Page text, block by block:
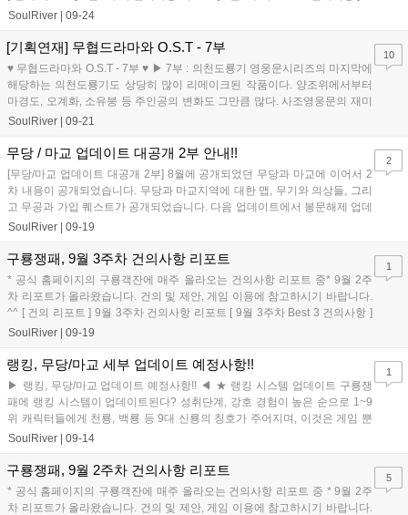
...
SoulRiver 09-24
[기획연재] 무협드라마와 O.S.T - 7부
♥ 무협드라마와 O.S.T - 7부 ♥ ▶ 7부 : 의천도룡기 영웅문시리즈의 마지막에
해당하는 의천도룡기도 상당히 많이 리메이크된 작품이다. 양조위에서부터
마경도, 오계화, 소유붕 등 주인공의 변화도 그만큼 많다. 사조영웅문의 재미
가 멍청하고 답답한 ...
SoulRiver 09-21
10
무당 / 마교 업데이트 대공개 2부 안내!!
[무당/마교 업데이트 대공개 2부] 8월에 공개되었던 무당과 마교에 이어서 2
차 내용이 공개되었습니다. 무당과 마교지역에 대한 맵, 무기와 의상들, 그리
고 무공과 가입 퀘스트가 공개되었습니다. 다음 업데이트에서 봉문해제 업데
이트가 이루어질 예정이라 ...
SoulRiver 09-19
2
구룡쟁패, 9월 3주차 건의사항 리포트
* 공식 홈페이지의 구룡객잔에 매주 올라오는 건의사항 리포트 중* 9월 2주
차 리포트가 올라왔습니다. 건의 및 제안, 게임 이용에 참고하시기 바랍니다.
^^ [ 건의 리포트 ] 9월 3주차 건의사항 리포트 [ 9월 3주차 Best 3 건의사항 ]
...
SoulRiver 09-19
1
랭킹, 무당/마교 세부 업데이트 예정사항!!
▶ 랭킹, 무당/마교 업데이트 예정사항!! ◀ ★ 랭킹 시스템 업데이트 구룡쟁
패에 랭킹 시스템이 업데이트된다? 성취단계, 강호 경험이 높은 순으로 1~9
위 캐릭터들에게 천룡, 백룡 등 9대 신룡의 칭호가 주어지며, 이것은 게임 뿐
만 아니라 홈페이지에서...
SoulRiver 09-14
1
구룡쟁패, 9월 2주차 건의사항 리포트
* 공식 홈페이지의 구룡객잔에 매주 올라오는 건의사항 리포트 중 * 9월 2주
차 리포트가 올라왔습니다. 건의 및 제안, 게임 이용에 참고하시기 바랍니다.
5